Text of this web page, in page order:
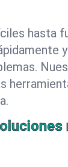
hasta